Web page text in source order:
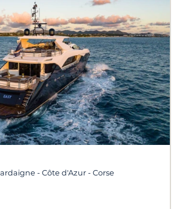
- Côte d'Azur - Corse